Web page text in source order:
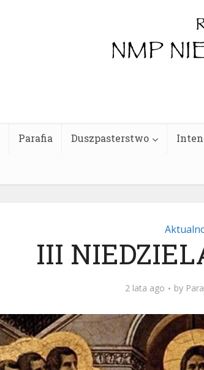
Parafia Duszpasterstwo
III
2 lata ago by